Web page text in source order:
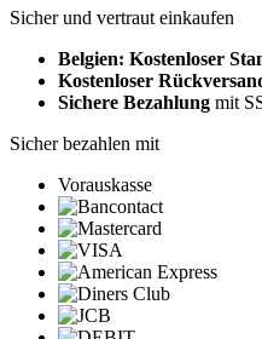
Sicher und vertraut einkaufen
Belgien: Kostenloser
Kostenloser
Sichere Bezahlung mit
Sicher bezahlen mit
Vorauskasse